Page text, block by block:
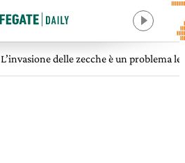
L’invasione delle zecche è un problema